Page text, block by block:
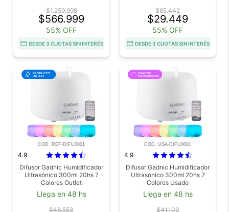
$1.259.998
$566.999
55% OFF
DESDE 3 CUOTAS SIN INTERÉS
$65.442
$29.449
55% OFF
DESDE 3 CUOTAS SIN INTERÉS
COD. REF-DIFU0001
4.9
Difusor Gadnic Humidificador
Ultrasónico 300ml 20hs 7
Colores Outlet
Llega en 48 hs
$48.553
COD. USA-DIFU0001
4.9
Difusor Gadnic Humidificador
Ultrasónico 300ml 20hs 7
Colores Usado
Llega en 48 hs
$41.109